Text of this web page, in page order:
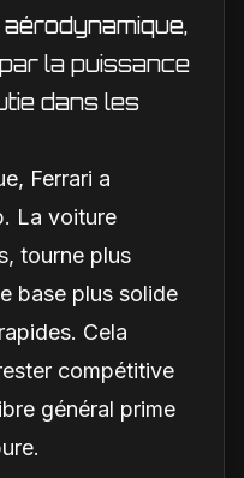
la puissance
dans les
Ferrari a
La voiture
tourne plus
base plus solide
Cela
compétitive
général prime